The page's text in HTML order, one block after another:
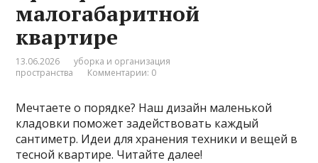
малогабаритной
квартире
13.06.2026
уборка и организация
пространства
Комментарии: 0
Мечтаете о порядке? Наш дизайн маленькой
кладовки поможет задействовать каждый
сантиметр. Идеи для хранения техники и вещей в
тесной квартире. Читайте далее!